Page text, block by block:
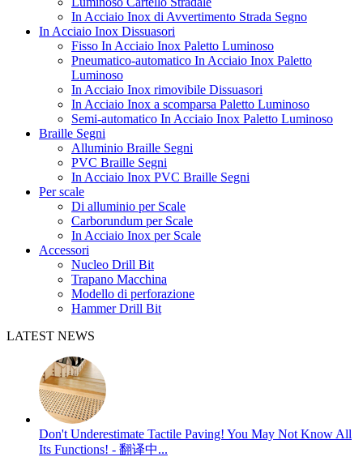
In Acciaio Inox di Avvertimento Strada Segno
In Acciaio Inox Dissuasori
Fisso In Acciaio Inox Paletto Luminoso
Pneumatico-automatico In Acciaio Inox Paletto
Luminoso
In Acciaio Inox rimovibile Dissuasori
In Acciaio Inox a scomparsa Paletto Luminoso
Semi-automatico In Acciaio Inox Paletto Luminoso
Braille Segni
Alluminio Braille Segni
PVC Braille Segni
In Acciaio Inox PVC Braille Segni
Per scale
Di alluminio per Scale
Carborundum per Scale
In Acciaio Inox per Scale
Accessori
Nucleo Drill Bit
Trapano Macchina
Modello di perforazione
Hammer Drill Bit
LATEST NEWS
Don't Underestimate Tactile Paving! You May Not Know All
Its Functions! - 翻译中...